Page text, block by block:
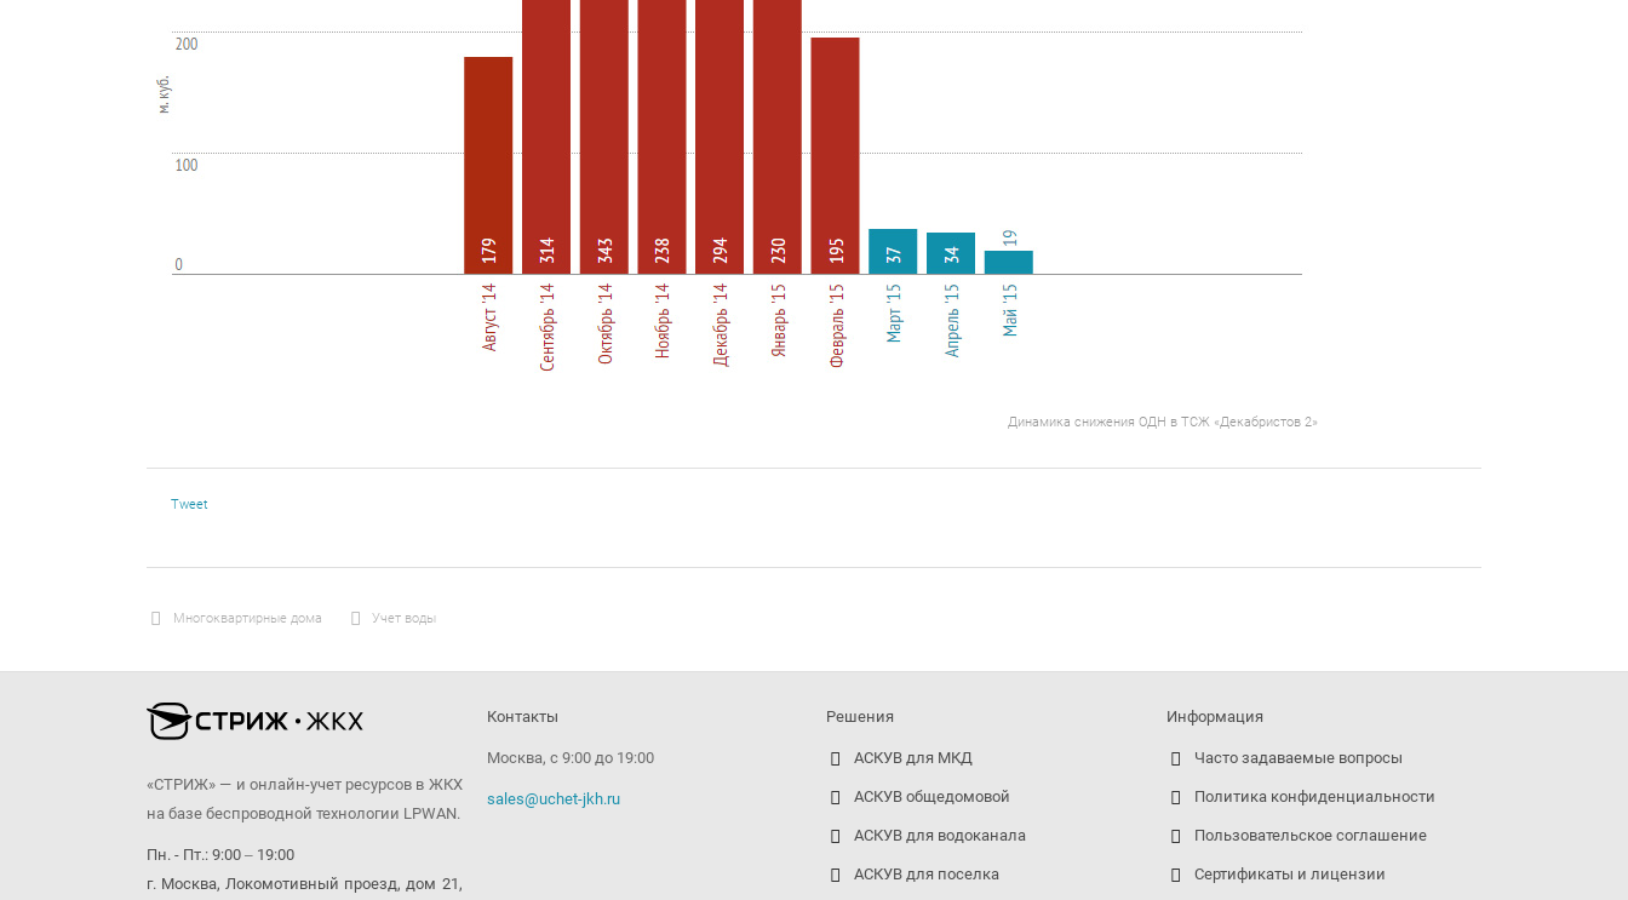
Динамика снижения ОДН в ТСЖ «Декабристов 2»
Tweet
Многоквартирные дома Учет воды
«СТРИЖ» — и онлайн-учет ресурсов в ЖКХ
на базе беспроводной технологии LPWAN.
Пн. - Пт.: 9:00 ‒ 19:00
г. Москва, Локомотивный проезд, дом 21,
Контакты
Москва, с 9:00 до 19:00
sales@uchet-jkh.ru
Решения
АСКУВ для МКД
АСКУВ общедомовой
АСКУВ для водоканала
АСКУВ для поселка
Информация
Часто задаваемые вопросы
Политика конфиденциальности
Пользовательское соглашение
Сертификаты и лицензии